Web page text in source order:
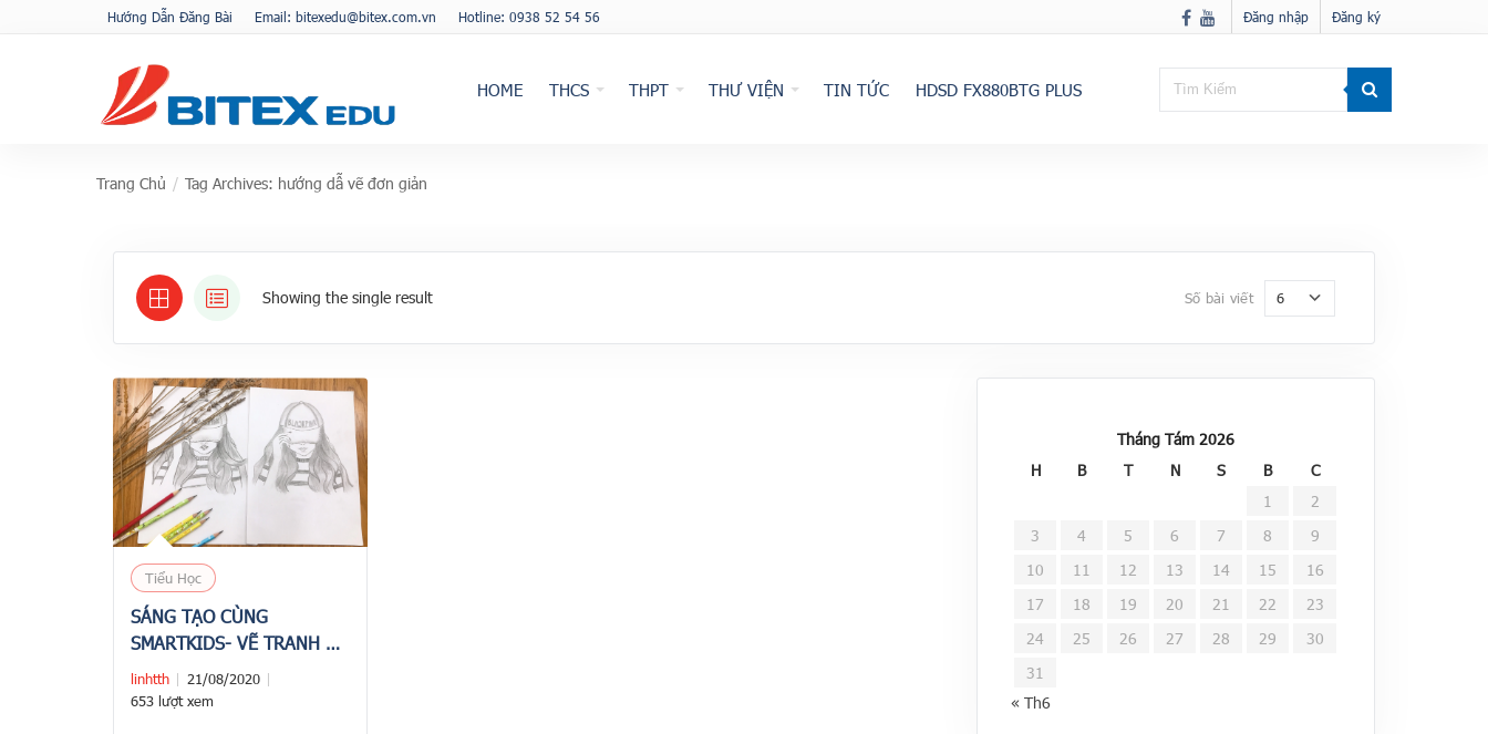
Hướng Dẫn Đăng Bài Email: bitexedu@bitex.com.vn Hotline: 0938 52 54 56 Đăng nhập Đăng ký
HOME THCS THPT THƯ VIỆN TIN TỨC HDSD FX880BTG PLUS
Trang Chủ / Tag Archives: hướng dẫ vẽ đơn giản
Showing the single result Số bài viết 6
Tiểu Học
SÁNG TẠO CÙNG
SMARTKIDS- VẼ TRANH CÔ
GÁI THOÁT ẨN DƯỚI
CHIẾC MŨ LƯỠI TRAI
linhtth
21/08/2020
653 lượt xem
Tháng Tám 2026
H
B T N S B
C
1
2
3
4 5 6 7 8
9
10
11 12 13 14 15
16
17
18 19 20 21 22
23
24
25 26 27 28 29
30
31
« Th6